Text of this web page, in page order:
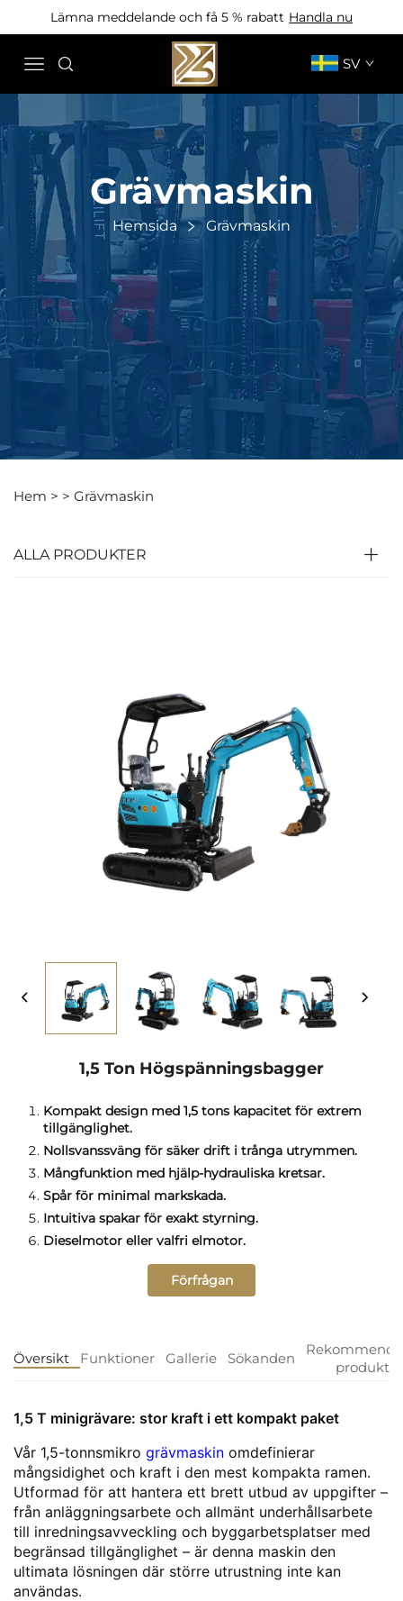
Lämna meddelande och få 5 % rabatt Handla nu
SV
Grävmaskin
Hemsida Grävmaskin
Hem > > Grävmaskin
ALLA PRODUKTER
1,5 Ton Högspänningsbagger
Kompakt design med 1,5 tons kapacitet för extrem
tillgänglighet.
Nollsvanssväng för säker drift i trånga utrymmen.
Mångfunktion med hjälp-hydrauliska kretsar.
Spår för minimal markskada.
Intuitiva spakar för exakt styrning.
Dieselmotor eller valfri elmotor.
Förfrågan
Översikt Funktioner Gallerie Sökanden
produkter
1,5 T minigrävare: stor kraft i ett kompakt paket
Vår 1,5-tonnsmikro grävmaskin omdefinierar
mångsidighet och kraft i den mest kompakta ramen.
Utformad för att hantera ett brett utbud av uppgifter –
från anläggningsarbete och allmänt underhållsarbete
till inredningsavveckling och byggarbetsplatser med
begränsad tillgänglighet – är denna maskin den
ultimata lösningen där större utrustning inte kan
användas.